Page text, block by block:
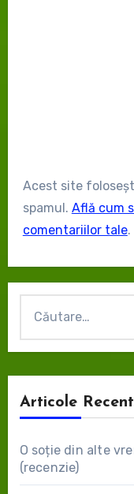
Acest site
spamul. Află cum
comentariilor tale.
după:
Articole
O soție din alte
(recenzie)